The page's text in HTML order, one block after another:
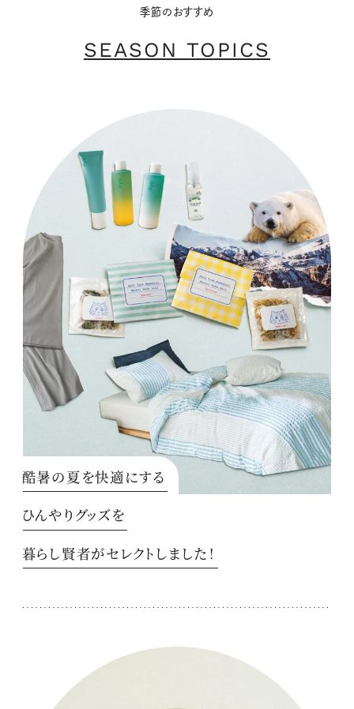
季節のおすすめ
SEASON TOPICS
酷暑の夏を快適にする
ひんやりグッズを
暮らし賢者がセレクトしました！